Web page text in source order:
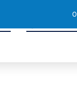
Sport,